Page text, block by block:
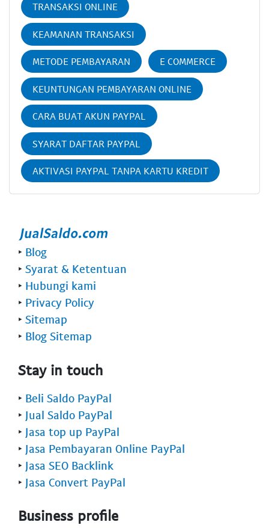
TRANSAKSI ONLINE
KEAMANAN TRANSAKSI
METODE PEMBAYARAN E COMMERCE
KEUNTUNGAN PEMBAYARAN ONLINE
CARA BUAT AKUN PAYPAL
SYARAT DAFTAR PAYPAL
AKTIVASI PAYPAL TANPA KARTU KREDIT
‣ Blog
‣ Syarat & Ketentuan
‣ Hubungi kami
‣ Privacy Policy
‣ Sitemap
‣ Blog Sitemap
Stay in touch
‣ Beli Saldo PayPal
‣ Jual Saldo PayPal
‣ Jasa top up PayPal
‣ Jasa Pembayaran Online PayPal
‣ Jasa SEO Backlink
‣ Jasa Convert PayPal
Business profile